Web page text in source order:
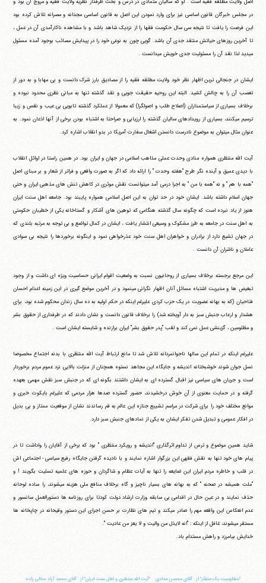
اصل ولایت مطلقه فقیه است . او که سالیان متمادی در درس و بحث طرفدار نظریه ولایت فقیه و مروج آن بود و
در مجلس خبرگان قانون اساسی نیز برای وارد نمودن این اصل به قانون اساسی مجدانه و مصرانه تلاش کرده بود
این فرصت را یافت تا نتیجه سی سال حکومت فقها را از نزدیک شاهد باشد و با مشاهده ناکارآمدی آن در عمل ،
تا آخرین روزهای حیاتش منتقد جدی آن باشد. گویی چون به نوعی خود را در پیدایش مصائب بوجود آمده مسئول
می‎دید لذا نقد آن را مسئولیت جدی خویش می‎دانست .
ایشان در جنجالی ترین اظهار نظر خود ولایت مطلقه فقیه را از مصادیق بارز شرک دانست و بی مهابا و به دور از
تعصب آن را به چالش کشید. البته این روحیه حقیقت جویی و نقد گذشته تنها به مبانی نظری محدود نبوده و
برخلاف بسیاری از سیاستمداران (اصلاح طلب و اصولگرا) که معمولا از عملکرد گذشته تابویی بی عیب و نقص و زیبا
ترسیم می‎کنند، بسیاری از رویدادهای سالیان گذشته را ارزیابی و صراحتا به اشتباه بودن برخی از آنها اذعان نمود. به
عنوان مثال می‎توان به موضوع نادرست دانستن اشغال سفارت آمریکا در بدو انقلاب اشاره کرد.
آیت الله منتظری همواره منادی وحدت عملی مذاهب اسلامی در جهان و ایران بود. در همین راستا در اوائل انقلاب
با دیدی عمیق و آینده نگر طرح "هفته وحدت " را ارائه داد که اگر به صورت واقعی و فراتر از شعار و بر مبنای اصل
"همه با هم " و نه "همه با من " به اجرا درمی آمد می‎توانست نقش موثری در کاهش تنش های مذهبی ایران و حتی
جهان اسلام داشته باشد. ایشان خود در حد توان به این اصل اسلامی همواره پایبند بود. جامعه اهل سنت ایران
هنوز از یاد نبرده است که چگونه سال گذشته هنگامی که توهین های آشکار و گستاخانه یکی از خطیبان حکومتی
به اهل سنت در جامعه به طرز مشکوک و وسیعی انتشار یافت ، ایشان در کمال تواضع و بی توجه به مرتبه بلندی که
در جهان تشیع دارد از برادران و خواهران اهل سنت خود عذرخواهی نمود و اینگونه برخوردها را نتیجه بی سوادی
عاملان و ناشران آن دانست .
این مرجع برجسته برخلاف بسیاری از روحانیون نسبت به وضعیت اقوام ایرانی حساسیت ویژه ای داشت و از وجود
تبعیض ها و مدیریت اشتباه مسائل آنان اظهار نگرانی می‎نمود و در آخرین موضع گیری در این زمینه اعدام احسان
فتاحیان (که به بهانه عضویت در یک حزب کردی علیرغم اینکه در حکم اولیه به ده سال زندان محکوم شده بود، برای
هشدار و ارعاب جنبش سبز به دار آویخته شد) را برخلاف قانون دانست و نشان دادند که در طرفداری از حقوق بشر
و مظلومین ، گزینشی عمل نمی کند و لقب "پدر حقوق بشر" ایران برازنده و شایسته ایشان است .
علیرغم اینکه در تمام این سالها ناجوانمردانه تلاش شد تا مانع ارتباط آیت الله منتظری با بدنه اجتماع مخصوصا
نسل جوان شوند خوشبختانه اندیشه و جایگاه این مجاهد نستوه همچنان از منزلت بالایی نزد عموم مردم برخوردار
است و جریان های سیاسی نیز اقبال گسترده ای به ایشان داشتند بگونه ای که در جنبش سبز نقش مهمی بعهده
گرفته و در حمایت معنوی از آن خوش درخشیدند، حضور گسترده صدها هزار مردمی که علیرغم بایکوت خبری و
موانع مختلف خود را برای شرکت در مراسم تشییع جنازه این عالم به قم رساندند نشان از موقعیت ممتاز و بی بدیل
در افکار عمومی و تبدیل شدن تفکر ایشان به یکی از نمادهای جنبش سبز دارد.
شاید همین موضوع و ترس از تداوم اثرگذاری "اندیشه و رویکرد منتظری " بود که برخی از آقایان را واداشت تا در
پیام های خود تنها به نقش فقهی این بزرگوار اشاره نمایند و با نادیده گرفتن جایگاه رفیع سیاسی - اجتماعی اش
در قلب و خاطره مردم ایران این ضایعه را تنها به آیات عظام و شاگردان و حوزه های علمیه تسلیت بگویند ! و
"ملت همیشه در صحنه " که به بهانه های بسیار ناچیز و گاه برخلاف منافع ملی هزینه می‎شوند، را ساده لوحانه
حذف نمایند و در عین حال در اقدامی بی سابقه وزارت ارشاد دولت کودتا برای روزنامه ها دستورالعمل سانسور و
عدم انعکاس این واقعه مهم را صادر می‎کند و تیم های نظارت بر حسن اجرای این دستور وقیحانه در چاپخانه ها
مستقر می‎شوند، غافل از اینکه : "انه لایذل من والیت و لا یعز من عادیت ".
خدایش بیامرزد و راهش مستدام باد.
‏"مظلومیت یک متفکر" از : آقای محسن عمادی "‏آیت الله منتظری و اهل سنت ایران" از : آقای محمد آزاد جلالی زاده